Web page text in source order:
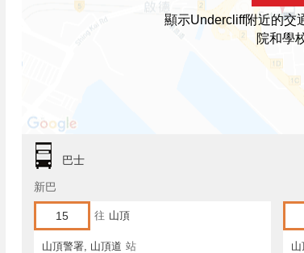
顯示Undercliff附近的交
院和學
巴士
新巴
15 往 山頂
山頂警署, 山頂道 站